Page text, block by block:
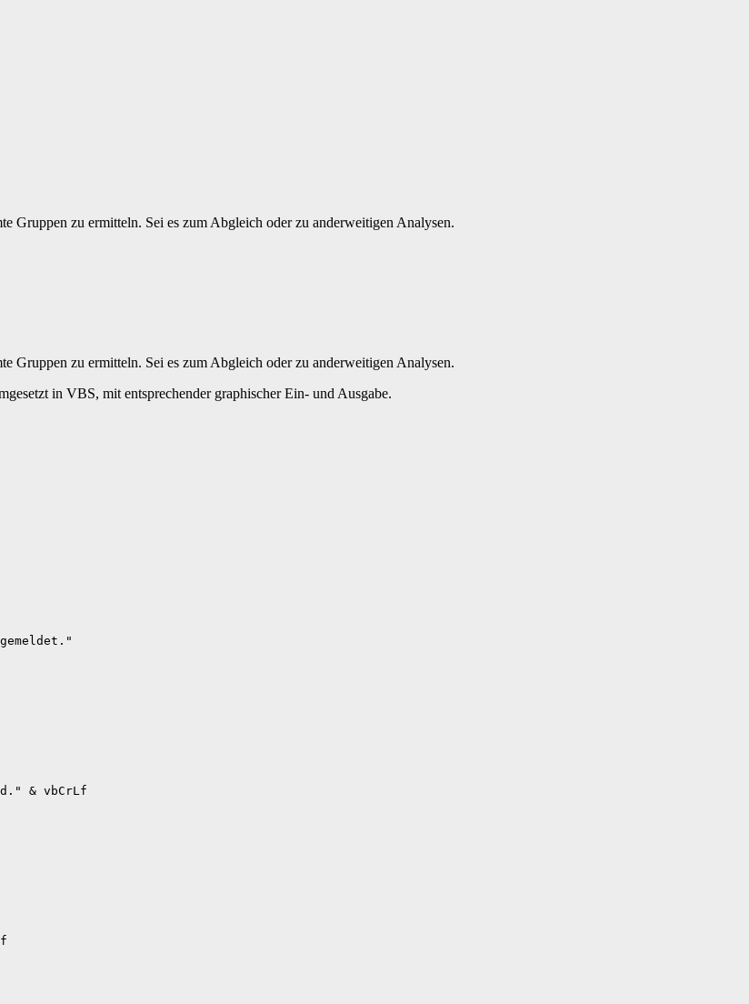
zu ermitteln. Sei es zum Abgleich oder zu anderweitigen Analysen.
zu ermitteln. Sei es zum Abgleich oder zu anderweitigen Analysen.
in VBS, mit entsprechender graphischer Ein- und Ausgabe.
& vbCrLf